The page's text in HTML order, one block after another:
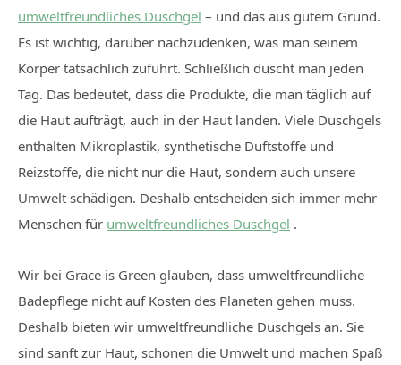
umweltfreundliches Duschgel – und das aus gutem Grund.
Es ist wichtig, darüber nachzudenken, was man seinem
Körper tatsächlich zuführt. Schließlich duscht man jeden
Tag. Das bedeutet, dass die Produkte, die man täglich auf
die Haut aufträgt, auch in der Haut landen. Viele Duschgels
enthalten Mikroplastik, synthetische Duftstoffe und
Reizstoffe, die nicht nur die Haut, sondern auch unsere
Umwelt schädigen. Deshalb entscheiden sich immer mehr
Menschen für umweltfreundliches Duschgel .
Wir bei Grace is Green glauben, dass umweltfreundliche
Badepflege nicht auf Kosten des Planeten gehen muss.
Deshalb bieten wir umweltfreundliche Duschgels an. Sie
sind sanft zur Haut, schonen die Umwelt und machen Spaß